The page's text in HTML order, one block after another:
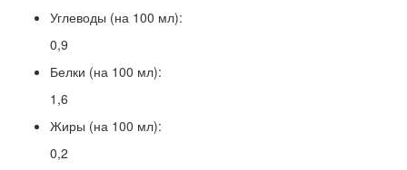
Углеводы (на 100 мл):
0,9
Белки (на 100 мл):
1,6
Жиры (на 100 мл):
0,2